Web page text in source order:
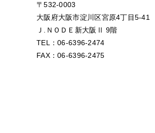
〒532-0003
大阪府大阪市淀川区宮原4丁目5-41
Ｊ.ＮＯＤＥ新大阪Ⅱ 9階
TEL：06-6396-2474
FAX：06-6396-2475